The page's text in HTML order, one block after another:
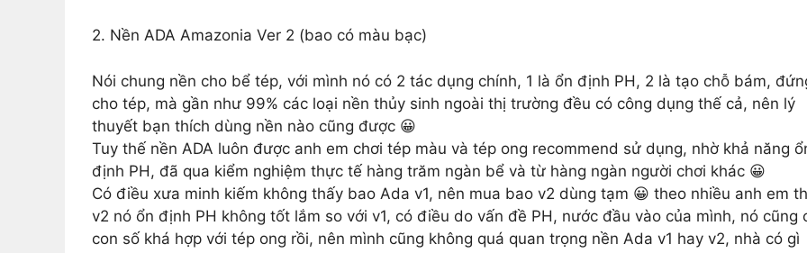
2. Nền ADA Amazonia Ver 2 (bao có màu bạc)
Nói chung nền cho bể tép, với mình nó có 2 tác dụng chính, 1 là ổn định PH, 2 là tạo chỗ bám,
cho tép, mà gần như 99% các loại nền thủy sinh ngoài thị trường đều có công dụng thế cả, nên lý
thuyết bạn thích dùng nền nào cũng được 😀
Tuy thế nền ADA luôn được anh em chơi tép màu và tép ong recommend sử dụng, nhờ khả năng
định PH, đã qua kiểm nghiệm thực tế hàng trăm ngàn bể và từ hàng ngàn người chơi khác 😀
Có điều xưa minh kiếm không thấy bao Ada v1, nên mua bao v2 dùng tạm 😀 theo nhiều anh em
v2 nó ổn định PH không tốt lắm so với v1, có điều do vấn đề PH, nước đầu vào của mình, nó cũng
con số khá hợp với tép ong rồi, nên mình cũng không quá quan trọng nền Ada v1 hay v2, nhà có gì